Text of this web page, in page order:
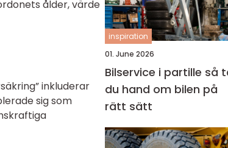
ålder, värde
inkluderar
sig som
inspiration
01. June 2026
Bilservice i partille så tar
du hand om bilen på
rätt sätt